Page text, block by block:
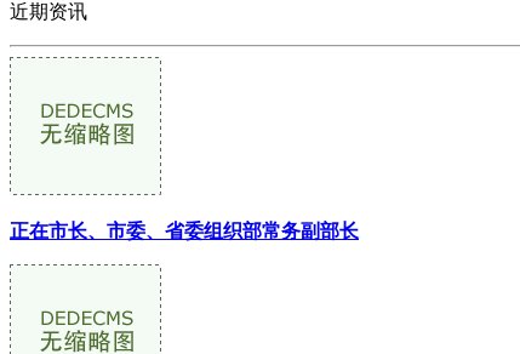
近期资讯
正在市长、市委、省委组织部常务副部长